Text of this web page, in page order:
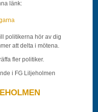
länk:
politikerna hör av dig
att delta i mötena.
fler politiker.
i FG Liljeholmen